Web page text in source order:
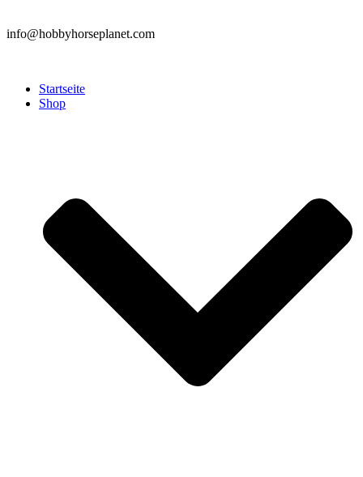
info@hobbyhorseplanet.com
Startseite
Shop